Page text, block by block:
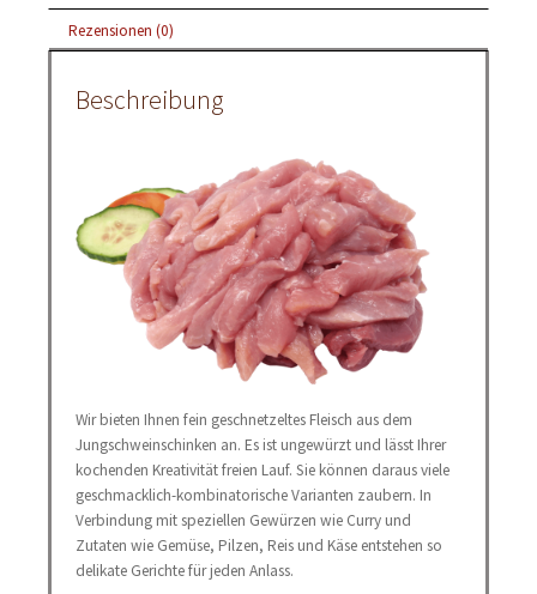
Rezensionen (0)
Beschreibung
Wir bieten Ihnen fein geschnetzeltes Fleisch aus dem
Jungschweinschinken an. Es ist ungewürzt und lässt Ihrer
kochenden Kreativität freien Lauf. Sie können daraus viele
geschmacklich-kombinatorische Varianten zaubern. In
Verbindung mit speziellen Gewürzen wie Curry und
Zutaten wie Gemüse, Pilzen, Reis und Käse entstehen so
delikate Gerichte für jeden Anlass.